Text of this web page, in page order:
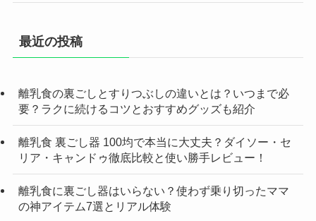
最近の投稿
離乳食の裏ごしとすりつぶしの違いとは？いつまで必
要？ラクに続けるコツとおすすめグッズも紹介
離乳食 裏ごし器 100均で本当に大丈夫？ダイソー・セ
リア・キャンドゥ徹底比較と使い勝手レビュー！
離乳食に裏ごし器はいらない？使わず乗り切ったママ
の神アイテム7選とリアル体験